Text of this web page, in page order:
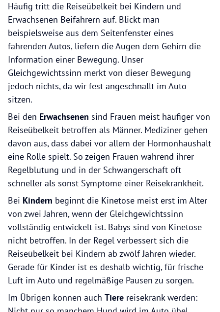
Häufig tritt die Reiseübelkeit bei Kindern und
Erwachsenen Beifahrern auf. Blickt man
beispielsweise aus dem Seitenfenster eines
fahrenden Autos, liefern die Augen dem Gehirn die
Information einer Bewegung. Unser
Gleichgewichtssinn merkt von dieser Bewegung
jedoch nichts, da wir fest angeschnallt im Auto
sitzen.
Bei den Erwachsenen sind Frauen meist häufiger von
Reiseübelkeit betroffen als Männer. Mediziner gehen
davon aus, dass dabei vor allem der Hormonhaushalt
eine Rolle spielt. So zeigen Frauen während ihrer
Regelblutung und in der Schwangerschaft oft
schneller als sonst Symptome einer Reisekrankheit.
Bei Kindern beginnt die Kinetose meist erst im Alter
von zwei Jahren, wenn der Gleichgewichtssinn
vollständig entwickelt ist. Babys sind von Kinetose
nicht betroffen. In der Regel verbessert sich die
Reiseübelkeit bei Kindern ab zwölf Jahren wieder.
Gerade für Kinder ist es deshalb wichtig, für frische
Luft im Auto und regelmäßige Pausen zu sorgen.
Im Übrigen können auch Tiere reisekrank werden: